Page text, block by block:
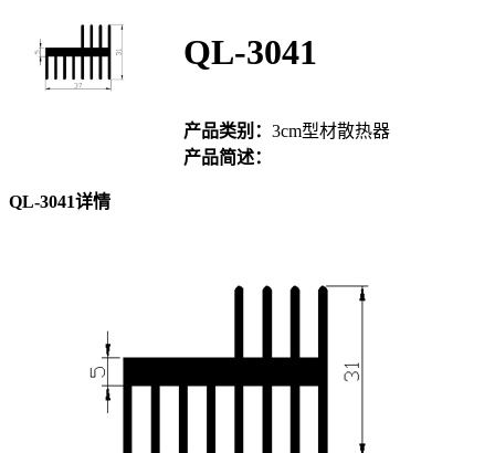
QL-3041
产品类别： 3cm型材散热器
产品简述：
QL-3041详情